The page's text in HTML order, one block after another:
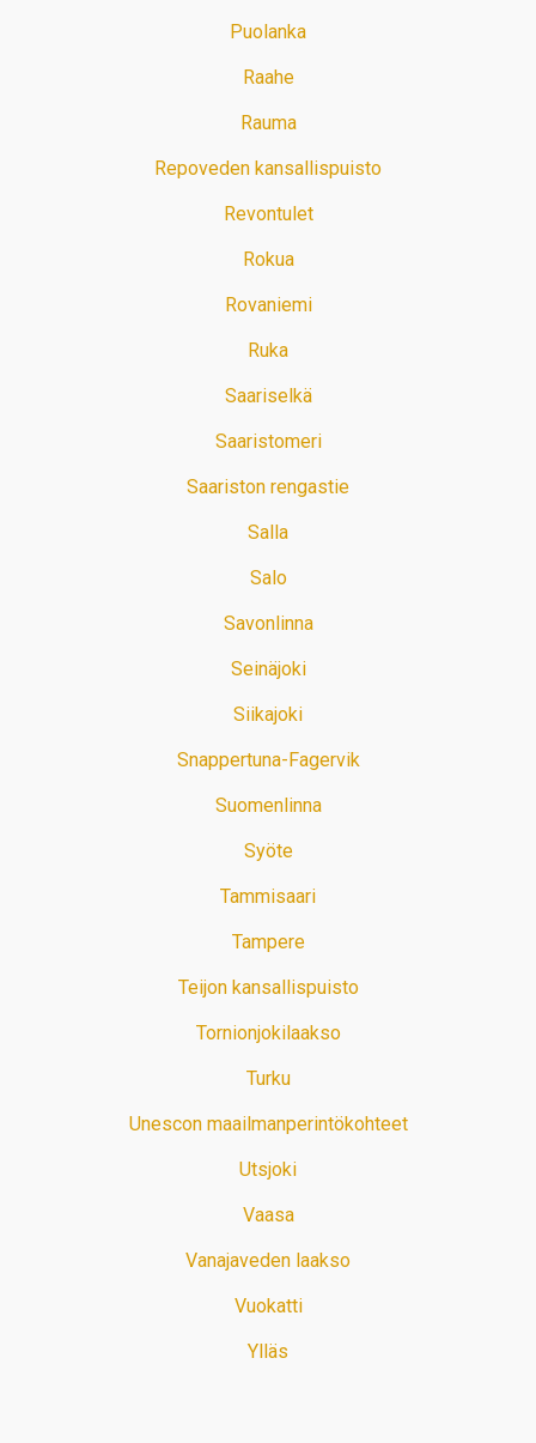
Puolanka
Raahe
Rauma
Repoveden kansallispuisto
Revontulet
Rokua
Rovaniemi
Ruka
Saariselkä
Saaristomeri
Saariston rengastie
Salla
Salo
Savonlinna
Seinäjoki
Siikajoki
Snappertuna-Fagervik
Suomenlinna
Syöte
Tammisaari
Tampere
Teijon kansallispuisto
Tornionjokilaakso
Turku
Unescon maailmanperintökohteet
Utsjoki
Vaasa
Vanajaveden laakso
Vuokatti
Ylläs